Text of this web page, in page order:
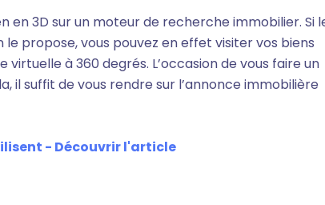
en 3D sur un moteur de recherche immobilier. Si
propose, vous pouvez en effet visiter vos biens
à 360 degrés. L’occasion de vous faire un
il suffit de vous rendre sur l’annonce immobilière
- Découvrir l'article